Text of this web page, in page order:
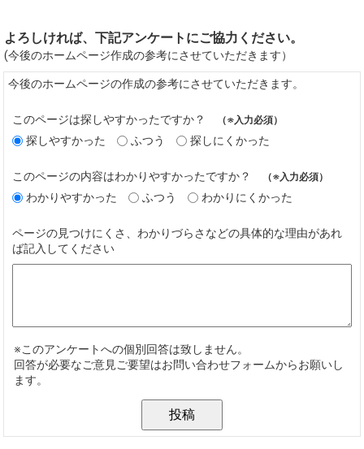
よろしければ、下記アンケートにご協力ください。
(今後のホームページ作成の参考にさせていただきます）
今後のホームページの作成の参考にさせていただきます。
このページは探しやすかったですか？ （※入力必須）
探しやすかった ふつう 探しにくかった
このページの内容はわかりやすかったですか？ （※入力必須）
わかりやすかった ふつう わかりにくかった
ページの見つけにくさ、わかりづらさなどの具体的な理由があれ
ば記入してください
※このアンケートへの個別回答は致しません。
回答が必要なご意見ご要望はお問い合わせフォームからお願いし
ます。